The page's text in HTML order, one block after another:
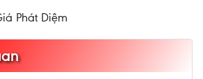
Phát Diệm